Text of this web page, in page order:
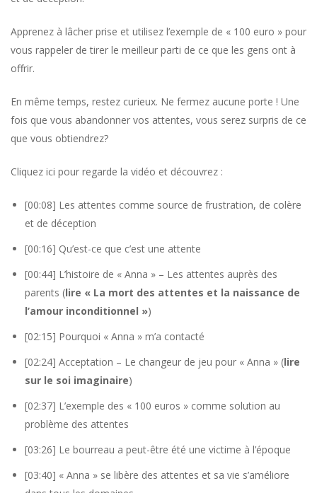
Apprenez à lâcher prise et utilisez l’exemple de « 100 euro » pour
vous rappeler de tirer le meilleur parti de ce que les gens ont à
offrir.
En même temps, restez curieux. Ne fermez aucune porte ! Une
fois que vous abandonner vos attentes, vous serez surpris de ce
que vous obtiendrez?
Cliquez ici pour regarde la vidéo et découvrez :
[00:08] Les attentes comme source de frustration, de colère
et de déception
[00:16] Qu’est-ce que c’est une attente
[00:44] L’histoire de « Anna » – Les attentes auprès des
parents (lire « La mort des attentes et la naissance de
l’amour inconditionnel »)
[02:15] Pourquoi « Anna » m’a contacté
[02:24] Acceptation – Le changeur de jeu pour « Anna » (lire
sur le soi imaginaire)
[02:37] L’exemple des « 100 euros » comme solution au
problème des attentes
[03:26] Le bourreau a peut-être été une victime à l’époque
[03:40] « Anna » se libère des attentes et sa vie s’améliore